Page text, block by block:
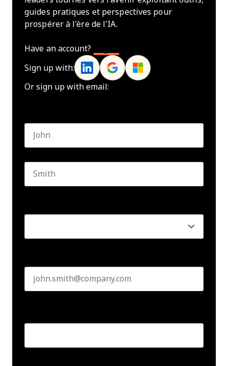
guides pratiques et perspectives pour
prospérer à l'ère de l'IA.
Have an account?
Sign up with:
Or sign up with email: